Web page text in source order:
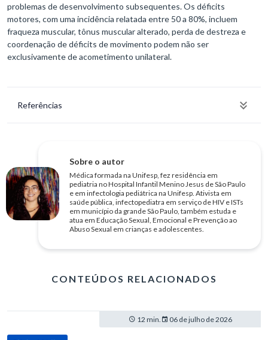
problemas de desenvolvimento subsequentes. Os déficits
motores, com uma incidência relatada entre 50 a 80%, incluem
fraqueza muscular, tônus muscular alterado, perda de destreza e
coordenação de déficits de movimento podem não ser
exclusivamente de acometimento unilateral.
Referências
Sobre o autor
Médica formada na Unifesp, fez residência em
pediatria no Hospital Infantil Menino Jesus de São Paulo
e em infectologia pediátrica na Unifesp. Ativista em
saúde pública, infectopediatra em serviço de HIV e ISTs
em município da grande São Paulo, também estuda e
atua em Educação Sexual, Emocional e Prevenção ao
Abuso Sexual em crianças e adolescentes.
CONTEÚDOS RELACIONADOS
12 min. 06 de julho de 2026